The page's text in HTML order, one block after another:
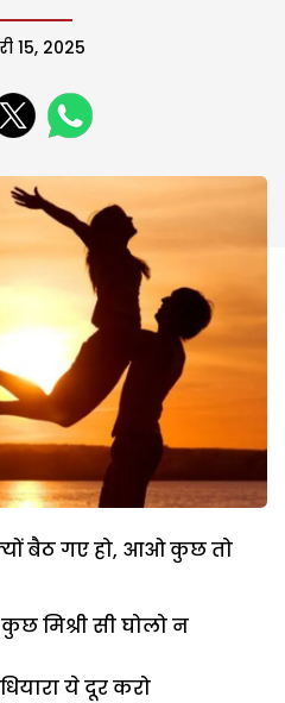
15, 2025
बैठ गए हो, आओ कुछ तो
मिश्री सी घोलो न
ये दूर करो